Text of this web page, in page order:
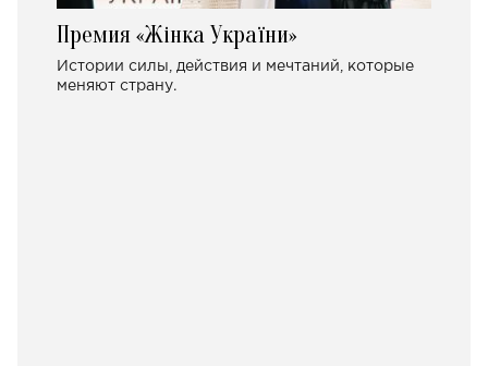
Премия «Жінка України»
Истории силы, действия и мечтаний, которые
меняют страну.